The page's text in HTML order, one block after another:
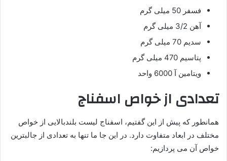
فسفر 50 میلی گرم
آهن 3/2 میلی گرم
سدیم 70 میلی گرم
پتاسیم 470 میلی گرم
ویتامین آ 6000 واحد
تعدادی از خواص اسفناج
همانطور که پیش از این گفتیم، اسفناج لیست بلندبالایی از خواص
مختلف در ابعاد متفاوت دارد. در این جا ما تنها به تعدادی از جالبترین
خواص آن می پردازیم: